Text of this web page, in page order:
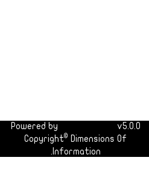
Powered by
v5.0.0
Copyright© Dimensions Of
Information.